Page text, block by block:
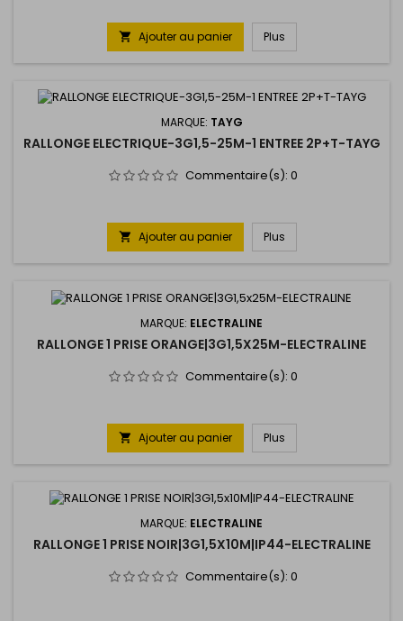
 Ajouter au panier Plus
MARQUE: TAYG
RALLONGE ELECTRIQUE-3G1,5-25M-1 ENTREE 2P+T-TAYG
Commentaire(s): 0
 Ajouter au panier Plus
MARQUE: ELECTRALINE
RALLONGE 1 PRISE ORANGE|3G1,5X25M-ELECTRALINE
Commentaire(s): 0
 Ajouter au panier Plus
MARQUE: ELECTRALINE
RALLONGE 1 PRISE NOIR|3G1,5X10M|IP44-ELECTRALINE
Commentaire(s): 0